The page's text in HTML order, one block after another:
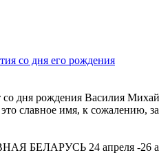
со дня его рождения
со дня рождения Василия
славное имя, к сожалению,
БЕЛАРУСЬ 24 апреля -26